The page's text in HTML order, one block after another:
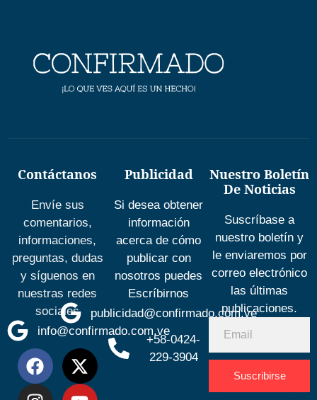
Contáctanos
Envíe sus
comentarios,
informaciones,
preguntas, dudas
y síguenos en
nuestras redes
sociales
info@confirmado.com.ve
Publicidad
Si desea obtener
información
acerca de cómo
publicar con
nosotros puedes
Escríbirnos
publicidad@confirmado.com.ve
+58-0424-
229-3904
Nuestro Boletín
De Noticias
Suscríbase a
nuestro boletín y
le enviaremos por
correo electrónico
las últimas
publicaciones.
Suscribirse